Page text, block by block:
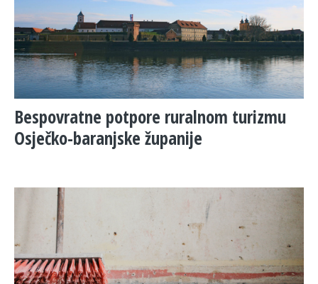
Bespovratne potpore ruralnom turizmu
Osječko-baranjske županije